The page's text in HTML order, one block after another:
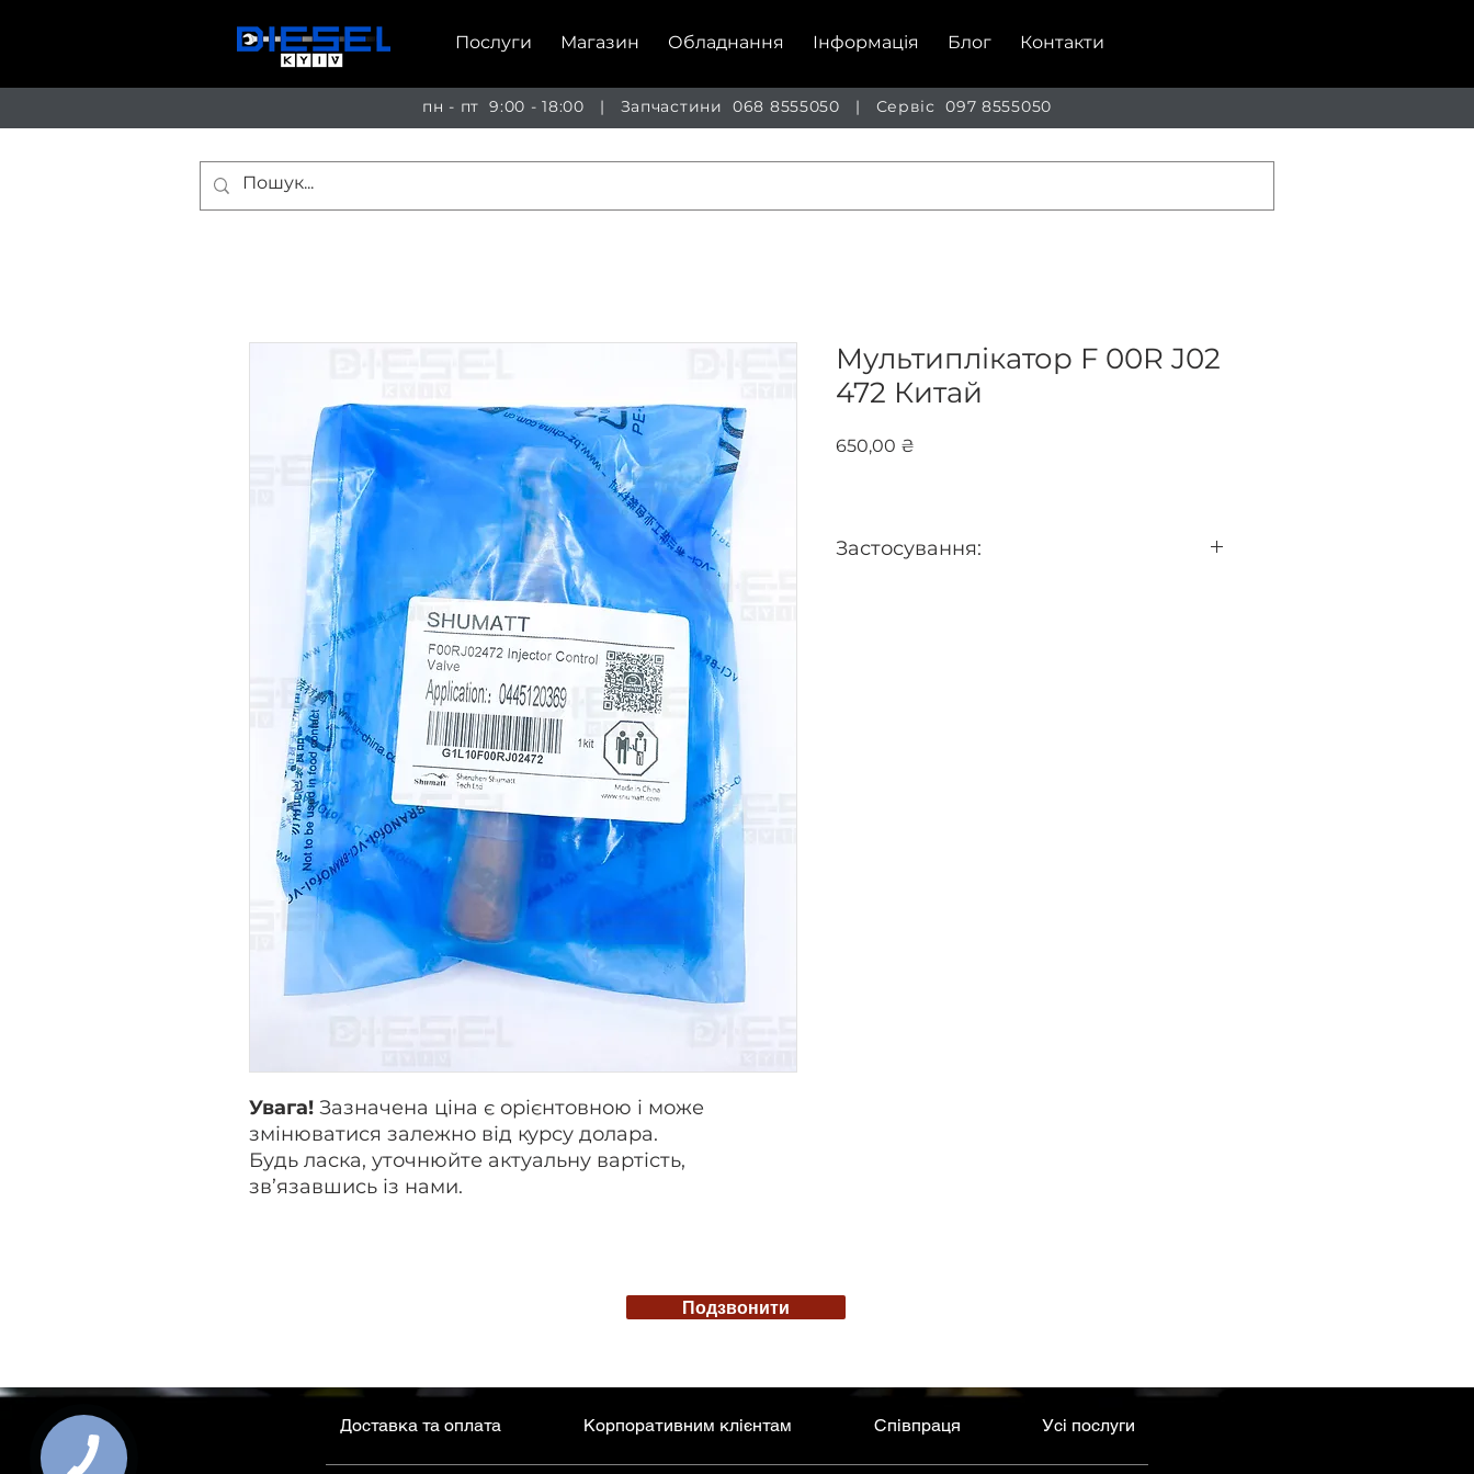
Послуги Магазин Обладнання Інформація Блог Контакти
пн - пт 9:00 - 18:00 | Запчастини068 8555050 | Сервіс097 8555050
Увага! Зазначена ціна є орієнтовною і може
змінюватися залежно від курсу долара.
Будь ласка, уточнюйте актуальну вартість,
зв’язавшись із нами.
Мультиплікатор F 00R J02
472 Китай
650,00 ₴
Застосування:
Подзвонити
Доставка та оплата Корпоративним клієнтам Співпраця Усі послуги